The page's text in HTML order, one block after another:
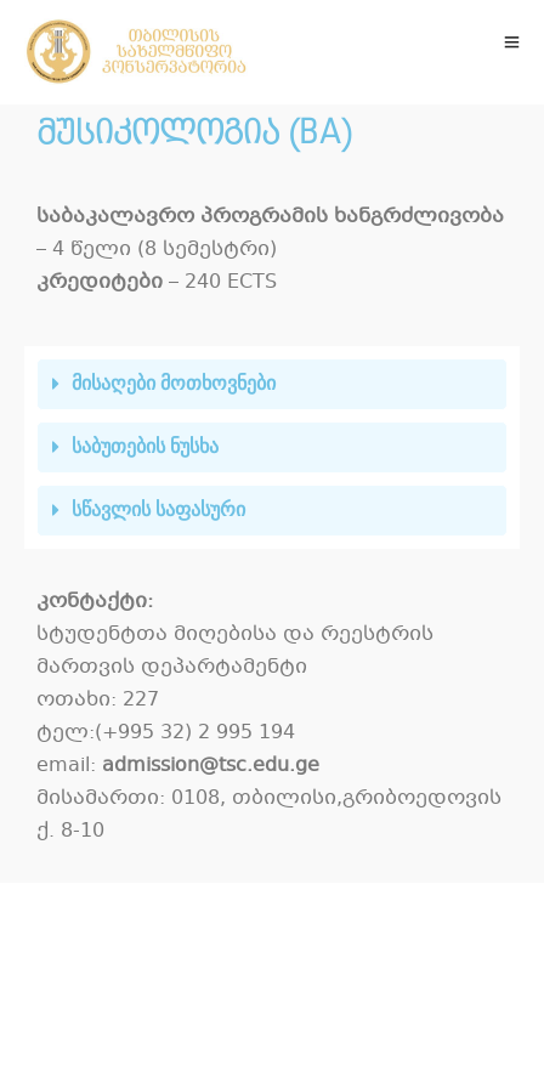
მუსიკოლოგია (BA)
საბაკალავრო პროგრამის ხანგრძლივობა
– 4 წელი (8 სემესტრი)
კრედიტები – 240 ECTS
მისაღები მოთხოვნები
საბუთების ნუსხა
სწავლის საფასური
კონტაქტი:
სტუდენტთა მიღებისა და რეესტრის
მართვის დეპარტამენტი
ოთახი: 227
ტელ:(+995 32) 2 995 194
email: admission@tsc.edu.ge
მისამართი: 0108, თბილისი,გრიბოედოვის
ქ. 8-10